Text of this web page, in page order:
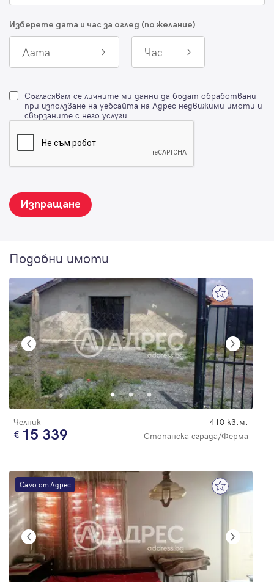
Изберете дата и час за оглед (по желание)
Дата Час
Съгласявам се личните ми данни да бъдат обработвани
при използване на уебсайта на Адрес недвижими имоти и
свързаните с него услуги.
Изпращане
Подобни имоти
Челник 410 кв.м.
15 339 Стопанска сграда/Ферма
Само от Адрес